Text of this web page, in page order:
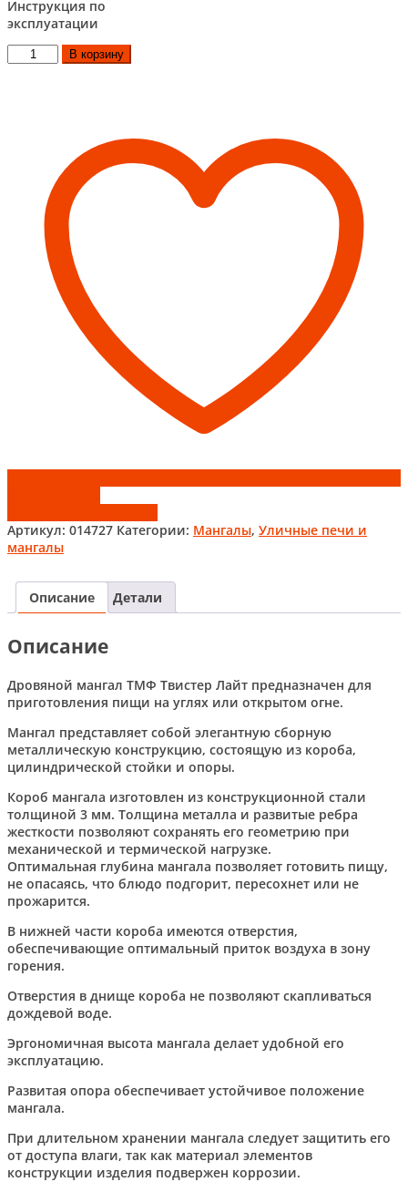
Инструкция по
эксплуатации
Количество
товара
В корзину
Артикул: 014727 Категории: Мангалы, Уличные печи и
мангалы
Описание Детали
Описание
Дровяной мангал ТМФ Твистер Лайт предназначен для
приготовления пищи на углях или открытом огне.
Мангал представляет собой элегантную сборную
металлическую конструкцию, состоящую из короба,
цилиндрической стойки и опоры.
Короб мангала изготовлен из конструкционной стали
толщиной 3 мм. Толщина металла и развитые ребра
жесткости позволяют сохранять его геометрию при
механической и термической нагрузке.
Оптимальная глубина мангала позволяет готовить пищу,
не опасаясь, что блюдо подгорит, пересохнет или не
прожарится.
В нижней части короба имеются отверстия,
обеспечивающие оптимальный приток воздуха в зону
горения.
Отверстия в днище короба не позволяют скапливаться
дождевой воде.
Эргономичная высота мангала делает удобной его
эксплуатацию.
Развитая опора обеспечивает устойчивое положение
мангала.
При длительном хранении мангала следует защитить его
от доступа влаги, так как материал элементов
конструкции изделия подвержен коррозии.